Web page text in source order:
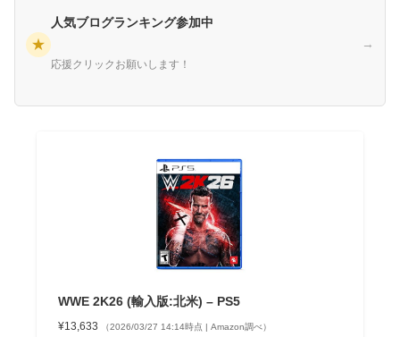
★
人気ブログランキング参加中
応援クリックお願いします！
→
WWE 2K26 (輸入版:北米) – PS5
¥13,633 （2026/03/27 14:14時点 | Amazon調べ）